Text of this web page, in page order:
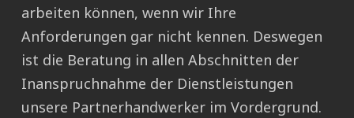
arbeiten können, wenn wir Ihre
Anforderungen gar nicht kennen. Deswegen
ist die Beratung in allen Abschnitten der
Inanspruchnahme der Dienstleistungen
unsere Partnerhandwerker im Vordergrund.